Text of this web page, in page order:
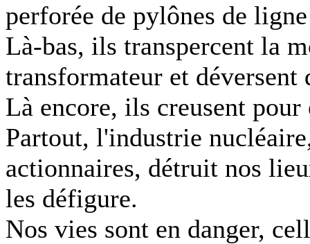
perforée de pylônes de
Là-bas, ils transpercent la
transformateur et déversent
Là encore, ils creusent
Partout, l'industrie
actionnaires, détruit nos
les défigure.
Nos vies sont en danger,